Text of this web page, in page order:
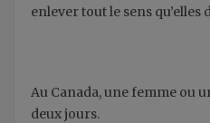
enlever tout le sens
Au Canada, une femme ou
deux jours.